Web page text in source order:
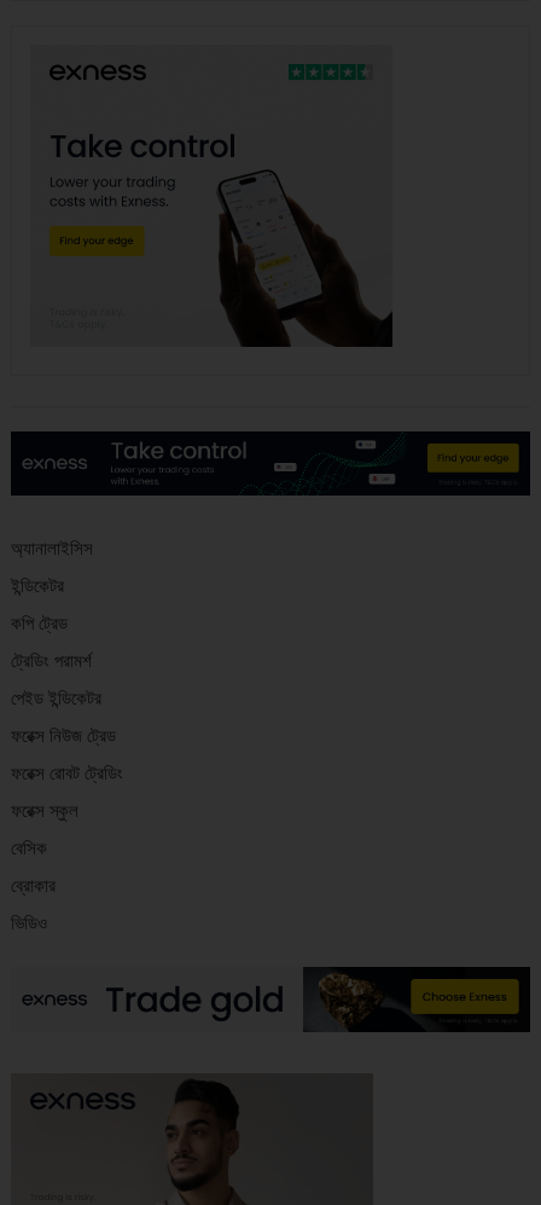
অ্যানালাইসিস
ইন্ডিকেটর
কপি ট্রেড
ট্রেডিং পরামর্শ
পেইড ইন্ডিকেটর
ফরেক্স নিউজ ট্রেড
ফরেক্স রোবট ট্রেডিং
ফরেক্স স্কুল
বেসিক
ব্রোকার
ভিডিও